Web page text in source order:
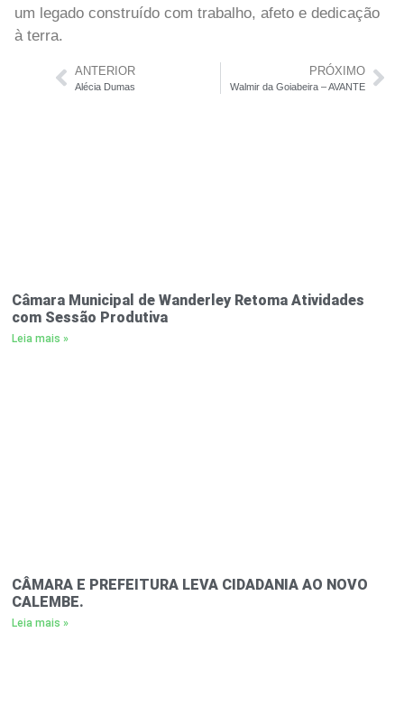
um legado construído com trabalho, afeto e dedicação
à terra.
ANTERIOR
Alécia Dumas
PRÓXIMO
Walmir da Goiabeira – AVANTE
Câmara Municipal de Wanderley Retoma Atividades
com Sessão Produtiva
Leia mais »
CÂMARA E PREFEITURA LEVA CIDADANIA AO NOVO
CALEMBE.
Leia mais »